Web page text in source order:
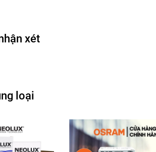
sáng xa giúp tầm nhìn rõ hơn,
đặt và sử dụng.
hơn so với các loại đèn thông
xét
loại